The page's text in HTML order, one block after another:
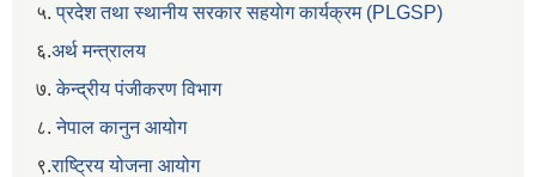
५.प्रदेश तथा स्थानीय सरकार सहयाेग कार्यक्रम (PLGSP)
६.अर्थ मन्त्रालय
७.केन्द्रीय पंजीकरण विभाग
८.नेपाल कानुन आयोग
९.राष्ट्रिय योजना आयोग